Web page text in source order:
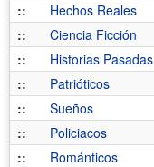
::
Hechos Reales
::
Ciencia Ficción
::
Historias Pasadas
::
Patrióticos
::
Sueños
::
Policiacos
::
Románticos